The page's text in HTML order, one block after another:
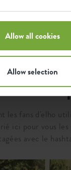
Allow all cookies
Allow selection
vous
les fans d'elho
ici pour vous les
avec le